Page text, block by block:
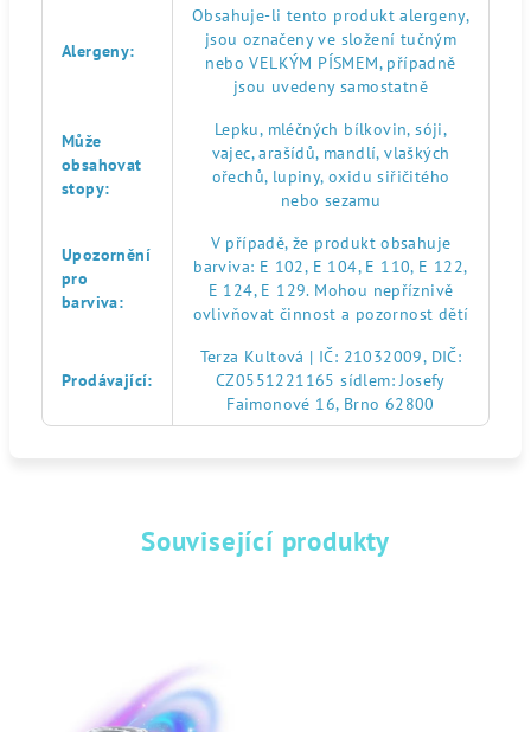
Alergeny:
Obsahuje-li tento produkt alergeny,
jsou označeny ve složení tučným
nebo VELKÝM PÍSMEM, případně
jsou uvedeny samostatně
Může
obsahovat
stopy:
Lepku, mléčných bílkovin, sóji,
vajec, arašídů, mandlí, vlaškých
ořechů, lupiny, oxidu siřičitého
nebo sezamu
Upozornění
pro
barviva:
V případě, že produkt obsahuje
barviva: E 102, E 104, E 110, E 122,
E 124, E 129. Mohou nepříznivě
ovlivňovat činnost a pozornost dětí
Prodávající:
Terza Kultová | IČ: 21032009, DIČ:
CZ0551221165 sídlem: Josefy
Faimonové 16, Brno 62800
Související produkty